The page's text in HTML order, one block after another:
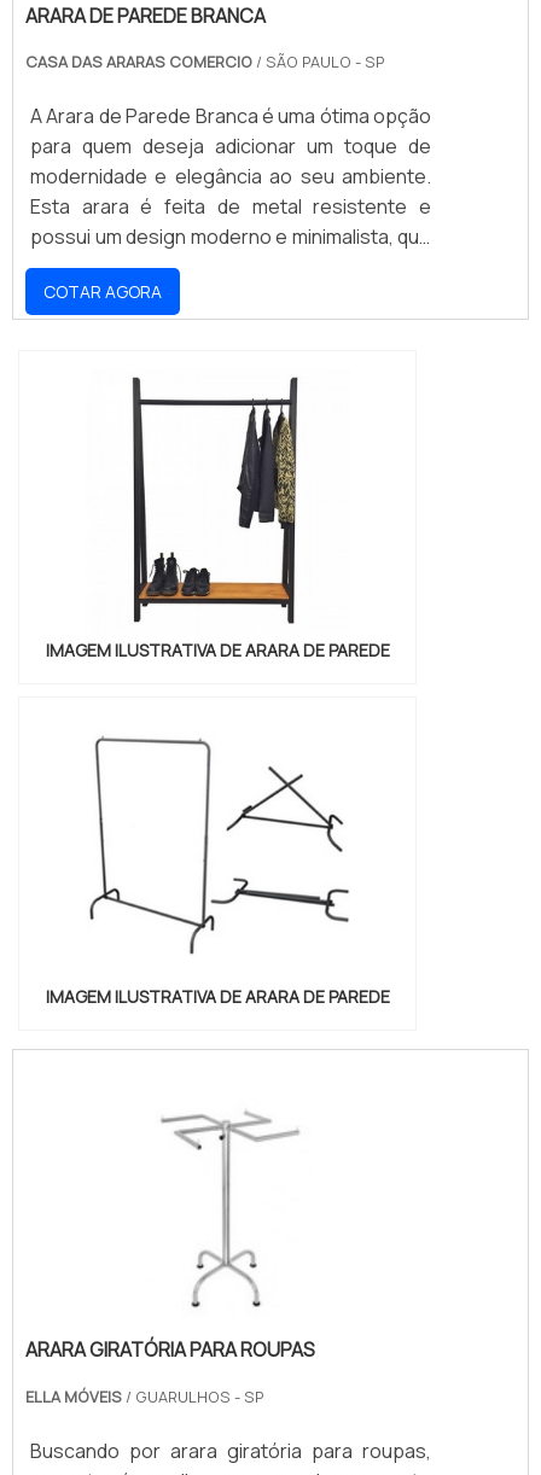
ARARA DE PAREDE BRANCA
CASA DAS ARARAS COMERCIO / SÃO PAULO - SP
A Arara de Parede Branca é uma ótima opção
para quem deseja adicionar um toque de
modernidade e elegância ao seu ambiente.
Esta arara é feita de metal resistente e
possui um design moderno e minimalista, que
se encaixa perfeitamente em qualquer
decoração. Além disso, ela é leve e fácil de
instalar, o que a torna ideal para quem deseja
COTAR AGORA
IMAGEM ILUSTRATIVA DE ARARA DE PAREDE
IMAGEM ILUSTRATIVA DE ARARA DE PAREDE
ARARA GIRATÓRIA PARA ROUPAS
ELLA MÓVEIS / GUARULHOS - SP
Buscando por arara giratória para roupas,